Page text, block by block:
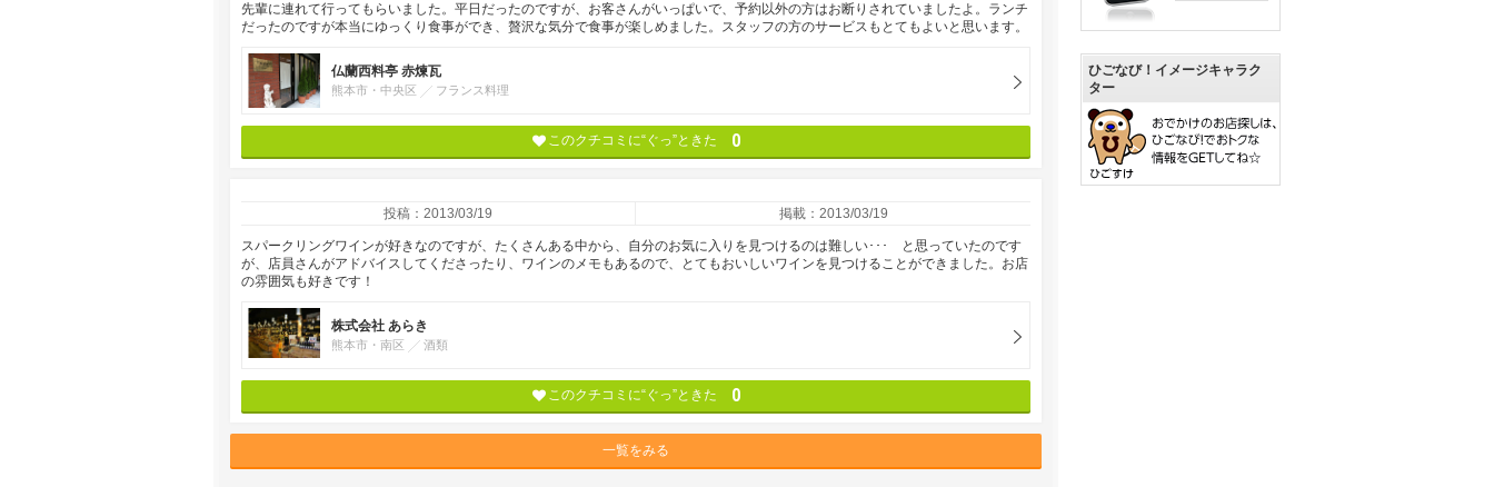
先輩に連れて行ってもらいました。平日だったのですが、お客さんがいっぱいで、予約以外の方はお断りされていましたよ。ランチ
だったのですが本当にゆっくり食事ができ、贅沢な気分で食事が楽しめました。スタッフの方のサービスもとてもよいと思います。
仏蘭西料亭 赤煉瓦
熊本市・中央区 フランス料理
このクチコミに“ぐっ”ときた 0
投稿：2013/03/19 掲載：2013/03/19
スパークリングワインが好きなのですが、たくさんある中から、自分のお気に入りを見つけるのは難しい･･･ と思っていたのです
が、店員さんがアドバイスしてくださったり、ワインのメモもあるので、とてもおいしいワインを見つけることができました。お店
の雰囲気も好きです！
株式会社 あらき
熊本市・南区 酒類
このクチコミに“ぐっ”ときた 0
一覧をみる
ひごなび！イメージキャラク
ター